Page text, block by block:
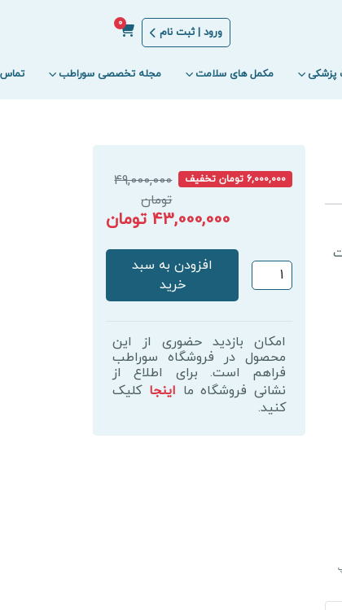
ورود | ثبت نام
0
پزشکی مکمل های سلامت مجله تخصصی سوراطب تماس
6,000,000 تومان تخفیف
49,000,000
تومان
43,000,000 تومان
دستگاه
هیدروفیشیال
آر
اف
مزوگان
دار
افزودن به سبد
خرید
امکان بازدید حضوری از این
محصول در فروشگاه سوراطب
فراهم است. برای اطلاع از
نشانی فروشگاه ما اینجا کلیک
کنید.